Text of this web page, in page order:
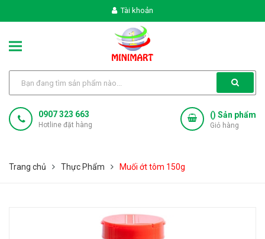
Tài khoản
0907 323 663
Hotline đặt hàng
() Sản phẩm
Giỏ hàng
Trang chủ Thực Phẩm Muối ớt tôm 150g